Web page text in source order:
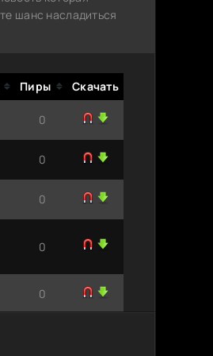
шанс насладиться
Пиры
Скачать
0
0
0
0
0